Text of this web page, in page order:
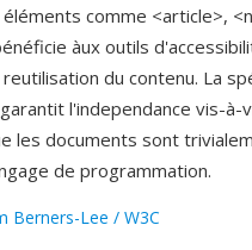
comme <article>,
àux outils
du contenu. La
l'independance vis-
les documents sont
de programmation.
Berners-Lee / W3C